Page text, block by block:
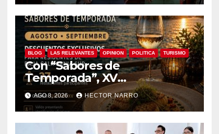
BLOG LAS RELEVANTES OPINION POLITICA TURISMO
Con “Sabores de
Temporada”, XV
Ayuntamiento de Los Cabos
y Canirac impulsan consumo
local con beneficios para
residentes de BCS
AGO 8, 2026 HECTOR NARRO